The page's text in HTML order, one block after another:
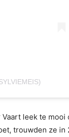
leek te mooi
trouwden ze in